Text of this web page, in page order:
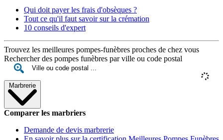
Qui doit payer les frais d'obsèques ?
Tout ce qu'il faut savoir sur la crémation
10 conseils d'expert
Trouvez les meilleures pompes-funèbres proches de chez vous
Rechercher des pompes funèbres par ville ou code postal
Marbrerie
Comparer les marbriers
Demande de devis marbrerie